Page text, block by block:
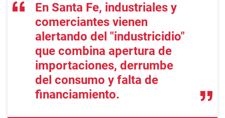
En Santa Fe, industriales y
comerciantes vienen
alertando del "industricidio"
que combina apertura de
importaciones, derrumbe
del consumo y falta de
financiamiento.